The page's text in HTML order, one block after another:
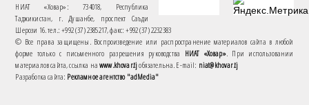
НИАТ «Ховар»: 734018, Республика
Таджикистан, г. Душанбе, проспект Саъди
Шерози 16. тел.: +992 (37) 2385217, факс: +992 (37) 2232383
© Все права защищены. Воспроизведение или распространение материалов сайта в любой
форме только с письменного разрешения руководства НИАТ «Ховар». При использовании
материалов сайта, ссылка наwww.khovar.tjобязательна. E-mail: niat@khovar.tj
Разработка сайта: Рекламное агентство "adMedia"